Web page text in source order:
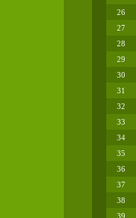
26
27
28
29
30
31
32
33
34
35
36
37
38
39